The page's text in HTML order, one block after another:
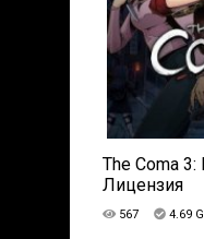
The Coma
Лицензия
567 4.69